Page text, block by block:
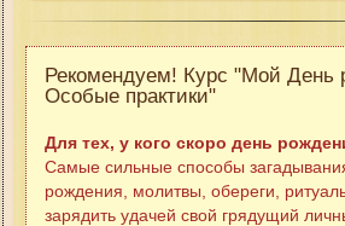
Рекомендуем! Курс "Мой День
Особые практики"
Для тех, у кого скоро день
Самые сильные способы
рождения, молитвы, обереги,
зарядить удачей свой грядущий